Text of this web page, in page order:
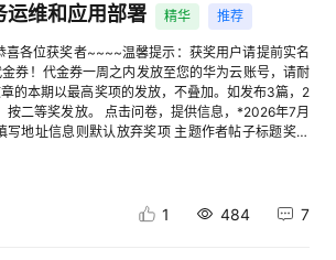
持服务运行。将图片保存到华为云对象存储，减少
实验总结本实验以完成训练营任务为目标，选择业务
评价场景，利用华为云码道完成了从需求分析、数
行验证、代码审查和文档整理的完整过程。项目采
能覆盖普通用户菜品浏览、搜索、评价与平均分展
品增删改查和评价记录查看。SQLite 自动初始化
和部署成本，使项目能够通过 npm install 与 npm
件创建、错误排查、路由测试、代码解释和文档编
最终项目已达到最小可交付状态，后续工作重点是
原型。对于前端初学者而言，最有效的学习方式之
目，再围绕项目中遇到的问题逐步学习输入框、表
服务器、Nginx、后端和数据库。华为云码道在本
代码，更重要的是帮助开发者理解代码、定位问题
演示项目已经部署到华为云 ECS，可通过公网
充到本节评论区。使用说明：当前项目为前端演示
自己的浏览器中。不同设备、不同浏览器之间的数
缓存后数据可能丢失。
据库、付费存储或公网带宽； 4. 使用 Python 实
模拟资源清单； 6. 通过 rules.yaml 定义命名、
和公开访问检查规则； 7. 输出 Markdown 和 JSON
仓库目录结构。AI Shell 根据该约束生成项目
方案不使用付费服务。6. 项目结构AI Shell 最终生
cloud-health-checker/ ├── config/ │ ├──
inspector.py # 巡检引擎 │
译。用户下载固件产物，并按需销毁 ECS。案例步
程探索智能 Shell 交互新范式 详解 AI Shell 完整用
，云上开发运维效率升级 进入到 AI Shell 界面进入
如下界面，和我们常用的 OpenCode、AtomCode
：1. 使用 xiaohong-build-skill此处，我们不再介绍
力，留给大家自行探索。首先我们输入/确认一下所
默认是开启了所有的功能），如下图：虽然我们一
帮我熟悉熟悉：帮我看看这是什么：
选择 Allow once 或者 Allow always，我选择的是
ID, 通常公开传输。SK 是Secret Key（秘密密钥）
名的保密密钥，仅用户和服务端持有。其核心功能
请求发送者的合法性，防止未授权访问。开发者配
Shell 中进行身份信息认证。可以参考获取AK/SK文
密钥，本步骤可以忽略。2.2 登录进入 AI Shell 环
网，从侧边栏快捷入口一键拉起 AI Shell。同意华
隐私声明及开发平台协议。同意将临时访问凭据
话框中输入以下提示词：请简单介绍AI Shell你是
备注：如果已有访问密钥，本步骤可以忽略。三、使
在线中国象棋小游戏3.1 使用AI Shell创建一个ECS
：乌兰察布一(cn-north-9) 计费方式：按需计费(非
运维和应用部署
精华 推荐
喜各位获奖者~~~~温馨提示：获奖用户请提前实名
券！代金券一周之内发放至您的华为云账号，请耐
的本期以最高奖项的发放，不叠加。如发布3篇，2
按二等奖发放。 点击问卷，提供信息，*2026年7月
写地址信息则默认放弃奖项 主题作者帖子标题奖项
成本云资源体检助手二等奖500郑小健【案例共创】
上云：码道AgentTeam驱动小微企业SaaS全链路
1 484 7